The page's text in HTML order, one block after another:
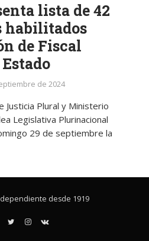
lista de 42
habilitados
de Fiscal
de 2024
Justicia Plural y Ministerio
Legislativa Plurinacional
29 de septiembre la
desde 1919